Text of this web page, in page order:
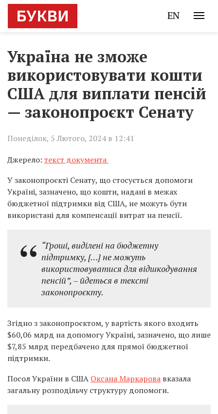
EN
Україна не зможе
використовувати кошти
США для виплати пенсій
— законопроєкт Сенату
Понеділок, 5 Лютого, 2024 в 12:41
Джерело: текст документа
У законопроєкті Сенату, що стосується допомоги
Україні, зазначено, що кошти, надані в межах
бюджетної підтримки від США, не можуть бути
використані для компенсації витрат на пенсії.
“Гроші, виділені на бюджетну
підтримку, […] не можуть
використовуватися для відшкодування
пенсій”, – йдеться в тексті
законопроєкту.
Згідно з законопроєктом, у вартість якого входить
$60,06 млрд на допомогу Україні, зазначено, що лише
$7,85 млрд передбачено для прямої бюджетної
підтримки.
Посол України в США Оксана Маркарова вказала
загальну розподільчу структуру допомоги.